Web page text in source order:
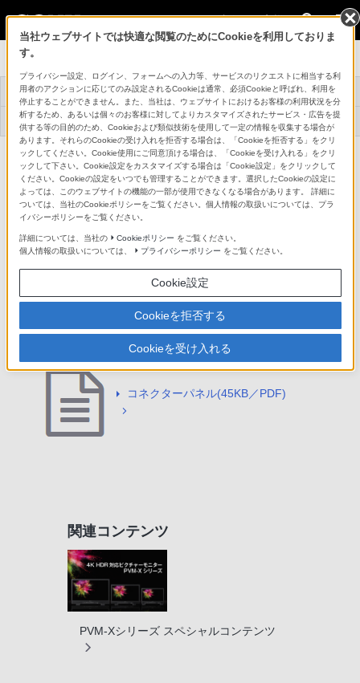
法人のお客様
プロフェッショナルモニター
トップ 商品一覧 関連商品 事例紹介
アプリケーションソ
フトウェア
機器アップデートフ
ァームウェア
サービス対応メニュ
ー
サポート・お問い合
わせ
24型マルチフォーマット液晶モニター
LMD-B240
詳細メニュー
関連資料
関連資料
対応ビデオ信号フォーマット(54KB／
PDF)
コネクターパネル(45KB／PDF)
関連コンテンツ
PVM-Xシリーズ スペシャルコンテンツ
当社ウェブサイトでは快適な閲覧のためにCookieを利用しておりま
す。
プライバシー設定、ログイン、フォームへの入力等、サービスのリクエストに相当する利
用者のアクションに応じてのみ設定されるCookieは通常、必須Cookieと呼ばれ、利用を
停止することができません。また、当社は、ウェブサイトにおけるお客様の利用状況を分
析するため、あるいは個々のお客様に対してよりカスタマイズされたサービス・広告を提
供する等の目的のため、Cookieおよび類似技術を使用して一定の情報を収集する場合が
あります。それらのCookieの受け入れを拒否する場合は、「Cookieを拒否する」をクリ
ックしてください。Cookie使用にご同意頂ける場合は、「Cookieを受け入れる」をクリ
ックして下さい。Cookie設定をカスタマイズする場合は「Cookie設定」をクリックして
ください。Cookieの設定をいつでも管理することができます。選択したCookieの設定に
よっては、このウェブサイトの機能の一部が使用できなくなる場合があります。 詳細に
ついては、当社のCookieポリシーをご覧ください。個人情報の取扱いについては、プラ
イバシーポリシーをご覧ください。
詳細については、当社の Cookieポリシー をご覧ください。
個人情報の取扱いについては、
プライバシーポリシー をご覧ください。
Cookie設定
Cookieを拒否する
Cookieを受け入れる